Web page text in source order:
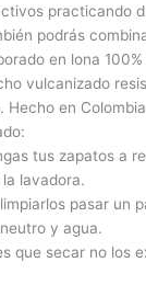
practicando
podrás
en lona
vulcanizado
Hecho en
tus zapatos a
lavadora.
pasar un
y agua.
que secar no los